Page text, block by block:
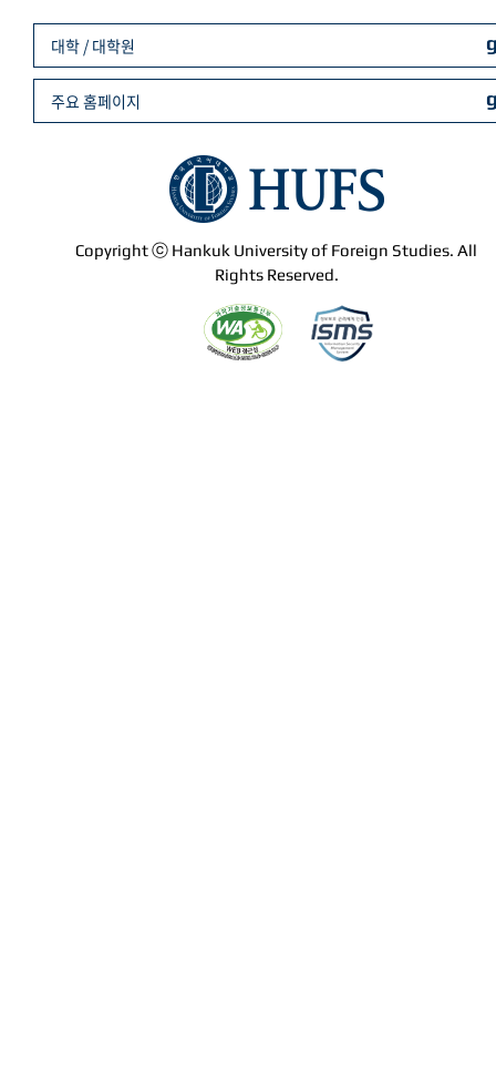
Copyright ⓒ Hankuk University of Foreign Studies. All
Rights Reserved.
대학 / 대학원
주요 홈페이지